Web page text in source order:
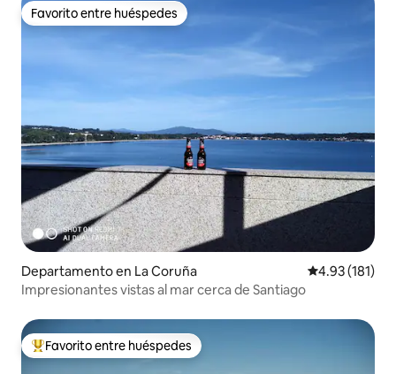
Favorito entre huéspedes
Favorito entre huéspedes
Departamento en La Coruña Calificación
4.93 (181)
Impresionantes vistas al mar cerca de Santiago
De los mejores en Favorito entre huéspedes
Favorito entre huéspedes